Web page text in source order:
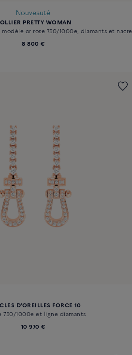
Nouveauté
PRETTY WOMAN
or rose 750/1000e, diamants et nacre
8 800 €
D'OREILLES FORCE 10
750/1000e et ligne diamants
10 970 €